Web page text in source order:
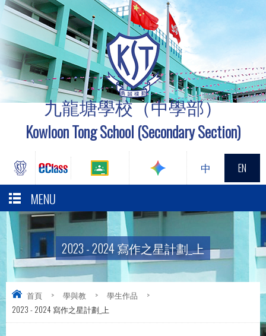
九龍塘學校（中學部）
Kowloon Tong School (Secondary Section)
中 EN
MENU
2023 - 2024 寫作之星計劃_上
首頁 > 學與教 > 學生作品
>
2023 - 2024 寫作之星計劃_上